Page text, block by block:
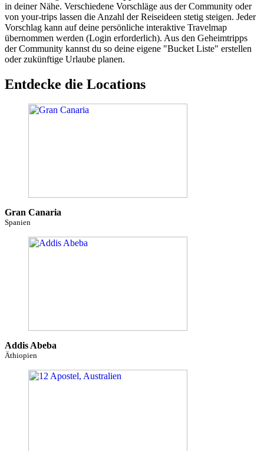
in deiner Nähe. Verschiedene Vorschläge aus der Community oder
von your-trips lassen die Anzahl der Reiseideen stetig steigen. Jeder
Vorschlag kann auf deine persönliche interaktive Travelmap
übernommen werden (Login erforderlich). Aus den Geheimtripps
der Community kannst du so deine eigene "Bucket Liste" erstellen
oder zukünftige Urlaube planen.
Entdecke die Locations
Gran Canaria
Spanien
Addis Abeba
Äthiopien